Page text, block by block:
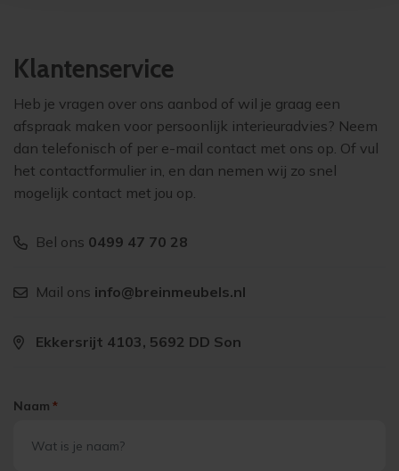
Klantenservice
Heb je vragen over ons aanbod of wil je graag een
afspraak maken voor persoonlijk interieuradvies? Neem
dan telefonisch of per e-mail contact met ons op. Of vul
het contactformulier in, en dan nemen wij zo snel
mogelijk contact met jou op.
Bel ons 0499 47 70 28
Mail ons info@breinmeubels.nl
Ekkersrijt 4103, 5692 DD Son
Naam *